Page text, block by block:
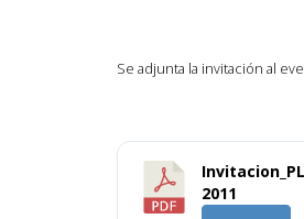
Se adjunta la invitación al
2011